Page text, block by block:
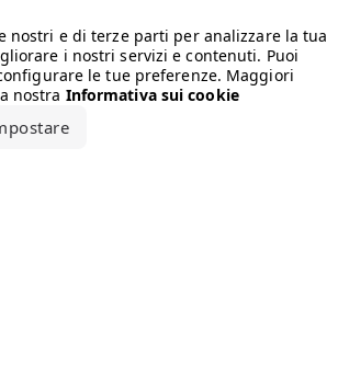
nostri e di terze parti per analizzare la tua
i nostri servizi e contenuti. Puoi
le tue preferenze. Maggiori
nostra Informativa sui cookie
the brand